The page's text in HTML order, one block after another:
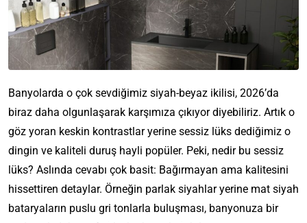
Banyolarda o çok sevdiğimiz siyah-beyaz ikilisi, 2026’da
biraz daha olgunlaşarak karşımıza çıkıyor diyebiliriz. Artık o
göz yoran keskin kontrastlar yerine sessiz lüks dediğimiz o
dingin ve kaliteli duruş hayli popüler. Peki, nedir bu sessiz
lüks? Aslında cevabı çok basit: Bağırmayan ama kalitesini
hissettiren detaylar. Örneğin parlak siyahlar yerine mat siyah
bataryaların puslu gri tonlarla buluşması, banyonuza bir